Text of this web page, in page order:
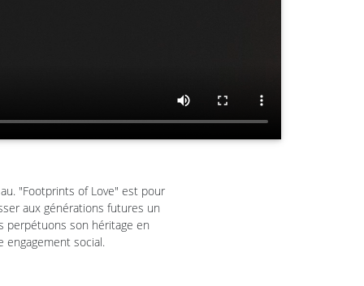
"Footprints of Love" est pour
aux générations futures un
perpétuons son héritage en
social.